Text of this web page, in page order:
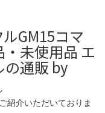
GM15コマ
・未使用品 エ
の通販 by
紹介いただいておりま